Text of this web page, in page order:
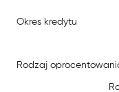
Okres kredytu
Rodzaj